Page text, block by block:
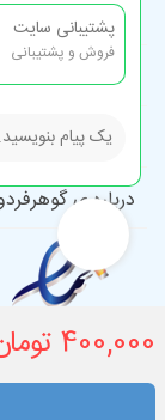
400,000 تومان
حساب کاربری
راهنمای مشتریان
دسته‌بندی‌های
درباره ی
پشتیبانی سایت
فروش و پشتیبانی